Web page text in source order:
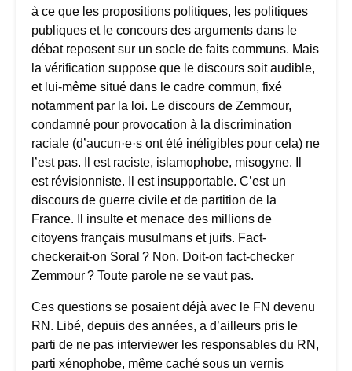
à ce que les propositions politiques, les politiques
publiques et le concours des arguments dans le
débat reposent sur un socle de faits communs. Mais
la vérification suppose que le discours soit audible,
et lui-même situé dans le cadre commun, fixé
notamment par la loi. Le discours de Zemmour,
condamné pour provocation à la discrimination
raciale (d’aucun·e·s ont été inéligibles pour cela) ne
l’est pas. Il est raciste, islamophobe, misogyne. Il
est révisionniste. Il est insupportable. C’est un
discours de guerre civile et de partition de la
France. Il insulte et menace des millions de
citoyens français musulmans et juifs. Fact-
checkerait-on Soral ? Non. Doit-on fact-checker
Zemmour ? Toute parole ne se vaut pas.
Ces questions se posaient déjà avec le FN devenu
RN. Libé, depuis des années, a d’ailleurs pris le
parti de ne pas interviewer les responsables du RN,
parti xénophobe, même caché sous un vernis